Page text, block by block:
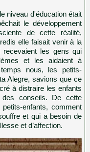
niveau d'éducation était
le développement
de cette réalité,
elle faisait venir à la
les gens qui
et les aidaient à
nous, les petits-
Alegre, savions que ce
à distraire les enfants
conseils. De cette
enfants, comment
et qui a besoin de
et d’affection.